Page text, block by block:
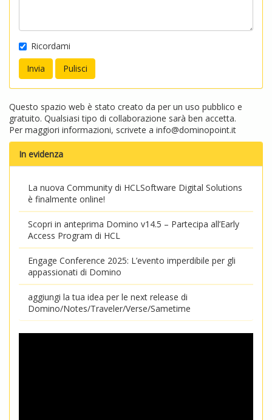
Ricordami
Questo spazio web è stato creato da per un uso pubblico e
gratuito. Qualsiasi tipo di collaborazione sarà ben accetta.
Per maggiori informazioni, scrivete a info@dominopoint.it
In evidenza
La nuova Community di HCLSoftware Digital Solutions
è finalmente online!
Scopri in anteprima Domino v14.5 – Partecipa all’Early
Access Program di HCL
Engage Conference 2025: L’evento imperdibile per gli
appassionati di Domino
aggiungi la tua idea per le next release di
Domino/Notes/Traveler/Verse/Sametime